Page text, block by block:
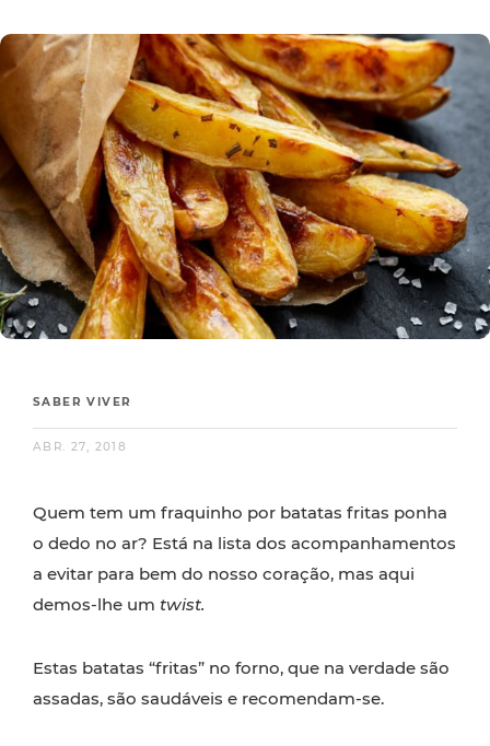
SABER VIVER
ABR. 27, 2018
Quem tem um fraquinho por batatas fritas ponha
o dedo no ar? Está na lista dos acompanhamentos
a evitar para bem do nosso coração, mas aqui
demos-lhe um twist.
Estas batatas “fritas” no forno, que na verdade são
assadas, são saudáveis e recomendam-se.